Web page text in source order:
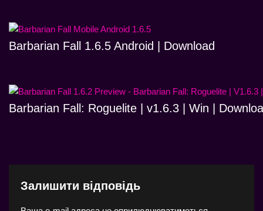
Barbarian Fall 1.6.5 Android | Download
Barbarian Fall: Roguelite | v1.6.3 | Win |
Залишити відповідь